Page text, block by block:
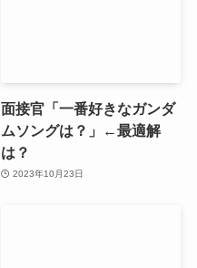
面接官「一番好きなガンダ
ムソングは？」←最適解
は？
2023年10月23日